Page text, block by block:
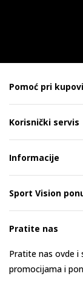
Pomoć pri
Korisnički servis
Informacije
Sport Vision
Pratite nas
Pratite nas ovde i
promocijama i